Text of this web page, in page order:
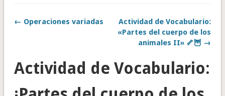
← Operaciones variadas
Actividad de Vocabulario:
«Partes del cuerpo de los
animales II» 🦴🦉 →
Actividad de Vocabulario: